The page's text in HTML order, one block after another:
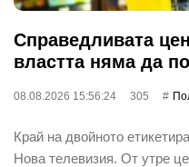
Справедливата
властта няма да
08.08.2026 15:56:24 305
Край на двойното
Нова телевизия. От утре